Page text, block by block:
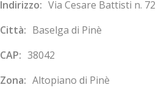
Indirizzo: Via Cesare Battisti n. 72
Città: Baselga di Pinè
CAP: 38042
Zona: Altopiano di Pinè